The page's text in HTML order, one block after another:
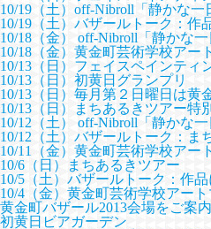
10/19（土）off-Nibroll「静かな一
10/19（土）バザールトーク：作
10/18（金） off-Nibroll「静かな
10/18（金）黄金町芸術学校アー
10/13（日）フェイスペインティ
10/13（日）初黄日グランプリ
10/13（日）毎月第２日曜日は黄
10/13（日）まちあるきツアー特
10/12（土） off-Nibroll「静かな
10/12（土）バザールトーク：ま
10/11（金）黄金町芸術学校アー
10/6（日）まちあるきツアー
10/5（土）バザールトーク：作
10/4（金）黄金町芸術学校アー
黄金町バザール2013会場をご案
初黄日ビアガーデン